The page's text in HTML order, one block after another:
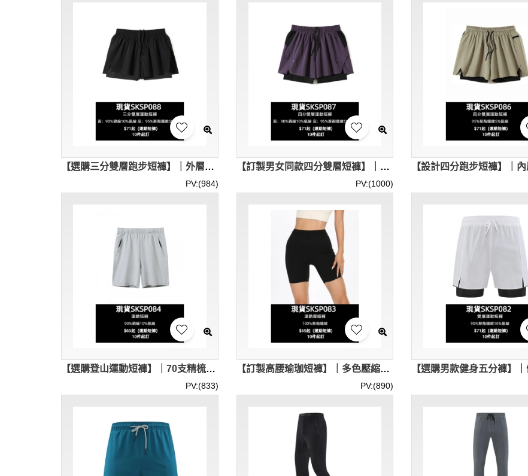
【選購三分雙層跑步短褲】｜外層沖孔設計｜內襯彈力緊身褲｜內襯設有口袋｜兩側開叉設計｜現貨主推｜短褲批發 SKSP088-MBTY-H51191
PV:(984)
【訂製男女同款四分雙層短褲】｜圓角切片結構｜內襯彈力緊身褲｜內襯側口袋+後口袋｜現貨主推｜四分雙層短褲專門店 SKSP087-MBTY-H51149
PV:(1000)
【選購登山運動短褲】｜70支精梳登山布｜純色設計｜雙側拉鏈口袋｜現貨主推｜腰部彈力筋｜運動短褲批發 SKSP084-LT-HW202#
PV:(833)
【訂製高腰瑜珈短褲】｜多色壓縮褲｜寬版腰頭設計｜現貨主推｜貼身包覆剪裁｜男女同款｜瑜伽壓縮褲供應商 SKSP083-LT-K2452
PV:(890)